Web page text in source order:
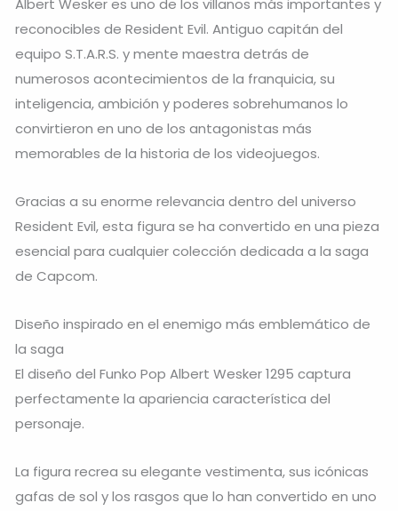
Albert Wesker es uno de los villanos más importantes y
reconocibles de Resident Evil. Antiguo capitán del
equipo S.T.A.R.S. y mente maestra detrás de
numerosos acontecimientos de la franquicia, su
inteligencia, ambición y poderes sobrehumanos lo
convirtieron en uno de los antagonistas más
memorables de la historia de los videojuegos.
Gracias a su enorme relevancia dentro del universo
Resident Evil, esta figura se ha convertido en una pieza
esencial para cualquier colección dedicada a la saga
de Capcom.
Diseño inspirado en el enemigo más emblemático de
la saga
El diseño del Funko Pop Albert Wesker 1295 captura
perfectamente la apariencia característica del
personaje.
La figura recrea su elegante vestimenta, sus icónicas
gafas de sol y los rasgos que lo han convertido en uno